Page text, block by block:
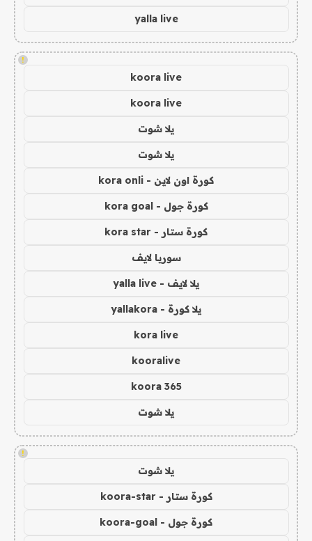
yalla live
!
koora live
koora live
يلا شوت
يلا شوت
كورة اون لاين - kora onli
كورة جول - kora goal
كورة ستار - kora star
سوريا لايف
يلا لايف - yalla live
يلا كورة - yallakora
kora live
kooralive
koora 365
يلا شوت
!
يلا شوت
كورة ستار - koora-star
كورة جول - koora-goal